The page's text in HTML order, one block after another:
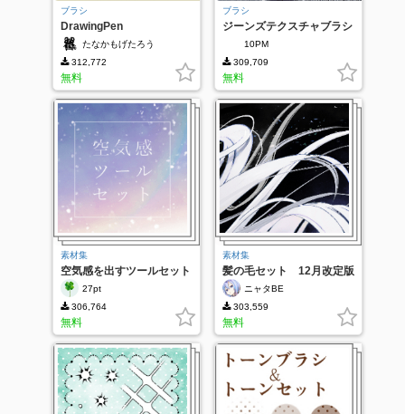
ブラシ
DrawingPen
たなかもげたろう
312,772
無料
ブラシ
ジーンズテクスチャブラシ
10PM
309,709
無料
素材集
空気感を出すツールセット
27pt
306,764
無料
素材集
髪の毛セット 12月改定版
ニャタBE
303,559
無料